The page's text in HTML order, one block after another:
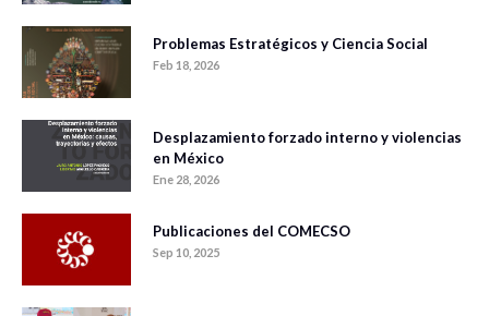
Problemas Estratégicos y Ciencia Social
Feb 18, 2026
Desplazamiento forzado interno y violencias
en México
Ene 28, 2026
Publicaciones del COMECSO
Sep 10, 2025